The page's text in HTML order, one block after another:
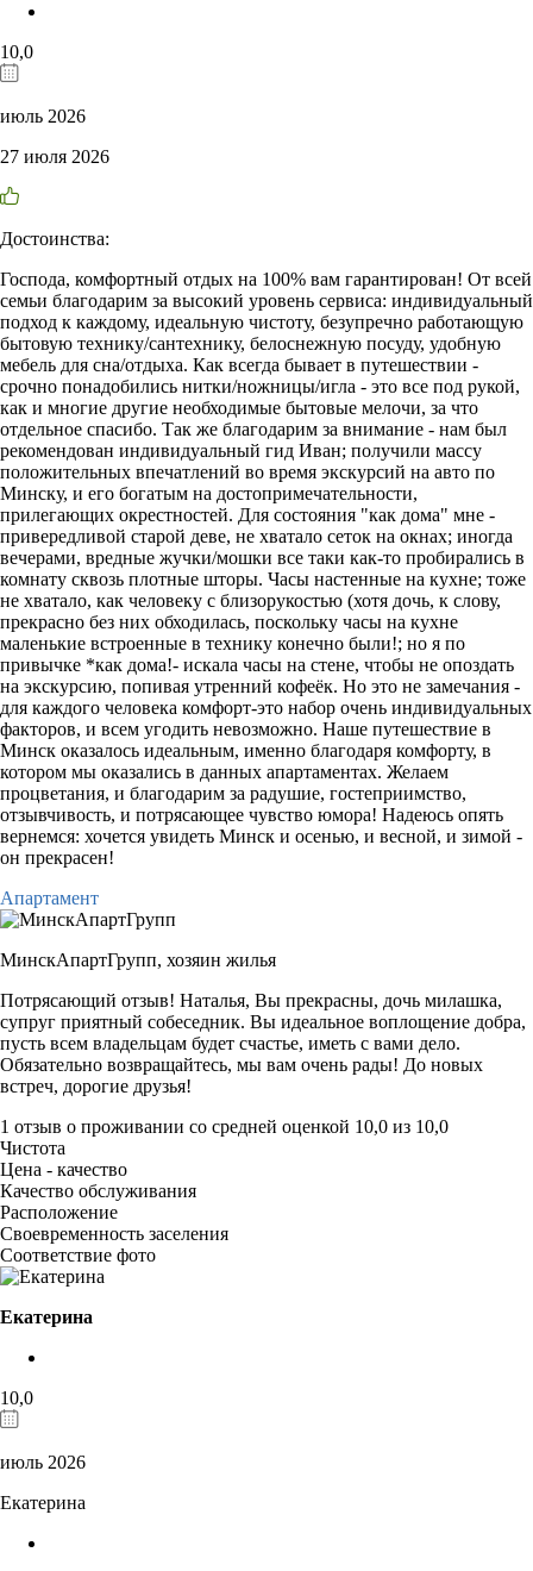
10,0
июль 2026
27 июля 2026
Достоинства:
Господа, комфортный отдых на 100% вам гарантирован! От всей
семьи благодарим за высокий уровень сервиса: индивидуальный
подход к каждому, идеальную чистоту, безупречно работающую
бытовую технику/сантехнику, белоснежную посуду, удобную
мебель для сна/отдыха. Как всегда бывает в путешествии -
срочно понадобились нитки/ножницы/игла - это все под рукой,
как и многие другие необходимые бытовые мелочи, за что
отдельное спасибо. Так же благодарим за внимание - нам был
рекомендован индивидуальный гид Иван; получили массу
положительных впечатлений во время экскурсий на авто по
Минску, и его богатым на достопримечательности,
прилегающих окрестностей. Для состояния "как дома" мне -
привередливой старой деве, не хватало сеток на окнах; иногда
вечерами, вредные жучки/мошки все таки как-то пробирались в
комнату сквозь плотные шторы. Часы настенные на кухне; тоже
не хватало, как человеку с близорукостью (хотя дочь, к слову,
прекрасно без них обходилась, поскольку часы на кухне
маленькие встроенные в технику конечно были!; но я по
привычке *как дома!- искала часы на стене, чтобы не опоздать
на экскурсию, попивая утренний кофеёк. Но это не замечания -
для каждого человека комфорт-это набор очень индивидуальных
факторов, и всем угодить невозможно. Наше путешествие в
Минск оказалось идеальным, именно благодаря комфорту, в
котором мы оказались в данных апартаментах. Желаем
процветания, и благодарим за радушие, гостеприимство,
отзывчивость, и потрясающее чувство юмора! Надеюсь опять
вернемся: хочется увидеть Минск и осенью, и весной, и зимой -
он прекрасен!
Апартамент
МинскАпартГрупп, хозяин жилья
Потрясающий отзыв! Наталья, Вы прекрасны, дочь милашка,
супруг приятный собеседник. Вы идеальное воплощение добра,
пусть всем владельцам будет счастье, иметь с вами дело.
Обязательно возвращайтесь, мы вам очень рады! До новых
встреч, дорогие друзья!
1 отзыв о проживании со средней оценкой 10,0 из 10,0
Чистота
Цена - качество
Качество обслуживания
Расположение
Своевременность заселения
Соответствие фото
Екатерина
10,0
июль 2026
Екатерина